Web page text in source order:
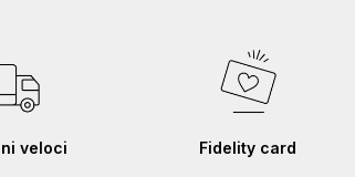
veloci Fidelity card